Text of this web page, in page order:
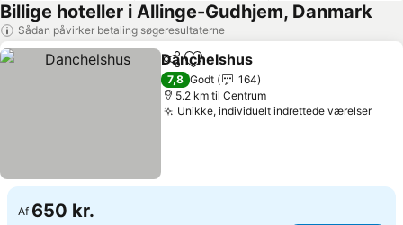
Billige hoteller i Allinge-Gudhjem, Danmark
Sådan påvirker betaling søgeresultaterne
Del Føj til favoritter
Danchelshus
7,8 Godt
164
5.2 km til Centrum
Unikke, individuelt indrettede værelserSe
Af 650 kr.